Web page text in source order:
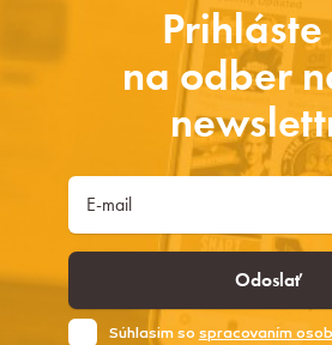
Prihláste
na odber
Odoslať
Súhlasim so spracovaním